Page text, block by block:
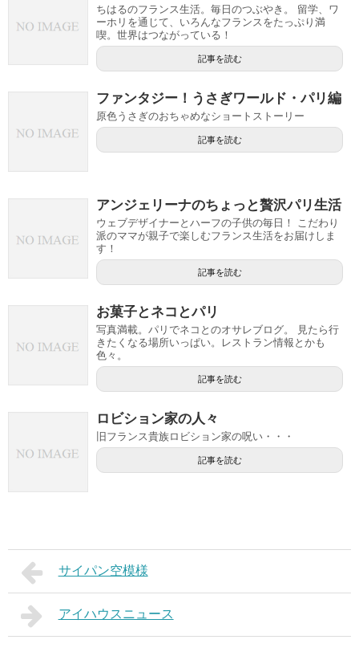
ちはるのフランス生活。毎日のつぶやき。 留学、ワ
ーホリを通じて、いろんなフランスをたっぷり満
喫。世界はつながっている！
記事を読む
ファンタジー！うさぎワールド・パリ編
原色うさぎのおちゃめなショートストーリー
記事を読む
アンジェリーナのちょっと贅沢パリ生活
ウェブデザイナーとハーフの子供の毎日！ こだわり
派のママが親子で楽しむフランス生活をお届けしま
す！
記事を読む
お菓子とネコとパリ
写真満載。パリでネコとのオサレブログ。 見たら行
きたくなる場所いっぱい。レストラン情報とかも
色々。
記事を読む
ロビション家の人々
旧フランス貴族ロビション家の呪い・・・
記事を読む
サイパン空模様
アイハウスニュース